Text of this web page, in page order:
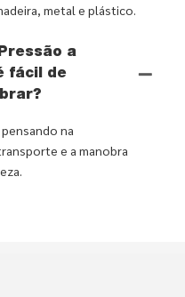
metal e plástico.
a
fácil de
na
e a manobra